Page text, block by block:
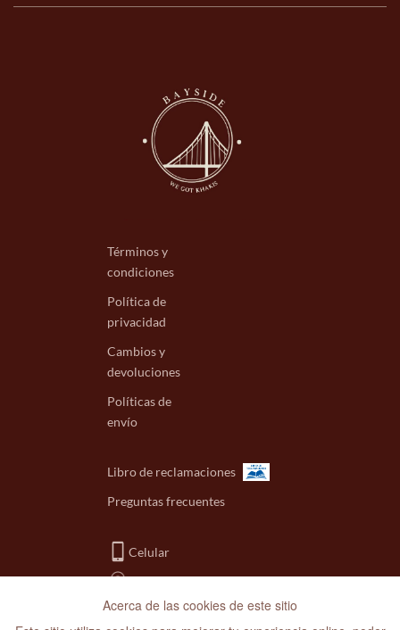
Términos y
condiciones
Política de
privacidad
Cambios y
devoluciones
Políticas de
envío
Libro de reclamaciones
Preguntas frecuentes
Celular
Whatsapp
Acerca de las cookies de este sitio